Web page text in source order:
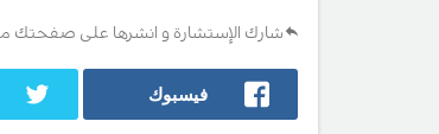
شارك الإستشارة و انشرها على صفحتك
فيسبوك